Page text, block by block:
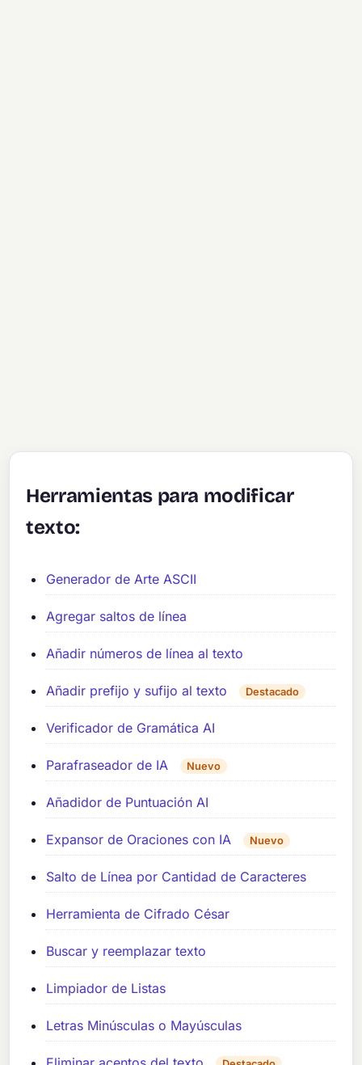
Herramientas para modificar
texto:
Generador de Arte ASCII
Agregar saltos de línea
Añadir números de línea al texto
Añadir prefijo y sufijo al texto Destacado
Verificador de Gramática AI
Parafraseador de IA Nuevo
Añadidor de Puntuación AI
Expansor de Oraciones con IA Nuevo
Salto de Línea por Cantidad de Caracteres
Herramienta de Cifrado César
Buscar y reemplazar texto
Limpiador de Listas
Letras Minúsculas o Mayúsculas